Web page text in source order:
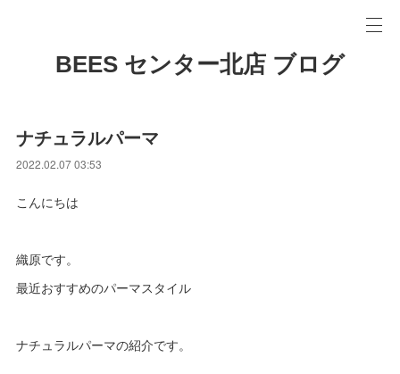
BEES センター北店 ブログ
ナチュラルパーマ
2022.02.07 03:53
こんにちは
織原です。
最近おすすめのパーマスタイル
ナチュラルパーマの紹介です。